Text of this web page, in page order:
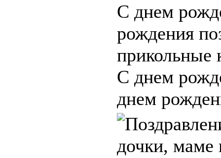
С днем
рождения
прикольные
С днем
днем